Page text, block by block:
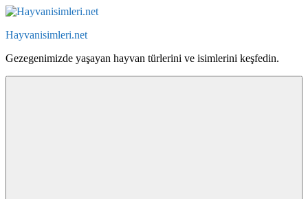
İçeriğe
Hayvanisimleri.net
Gezegenimizde yaşayan hayvan türlerini ve isimlerini keşfedin.